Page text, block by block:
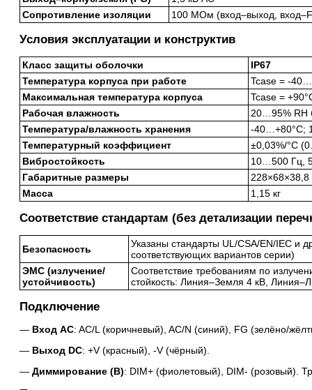
Сопротивление изоляции
100 МОм (вход–выход,
Условия эксплуатации и конструктив
Класс защиты оболочки
IP67
Температура корпуса при работе
Tcase = -
Максимальная температура корпуса
Tcase =
Рабочая влажность
20…95% RH
Температура/влажность хранения
-40…+80°C;
Температурный коэффициент
±0,03%/°C
Вибростойкость
10…500 Гц,
Габаритные размеры
Масса
1,15 кг
Соответствие стандартам (без детализации
Безопасность
Указаны стандарты UL/CSA/EN/IEC и
соответствующих вариантов серии)
ЭМС (излучение/
устойчивость)
Соответствие требованиям по
стойкость: Линия–Земля 4 кВ,
Подключение
Вход AC: AC/L (коричневый), AC/N (синий), FG (зелёно/
Выход DC: +V (красный), -V (чёрный).
Диммирование (B): DIM+ (фиолетовый), DIM- (розовый).